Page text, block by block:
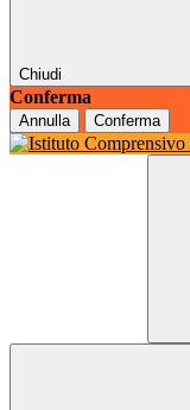
Chiudi
Conferma
Annulla Conferma